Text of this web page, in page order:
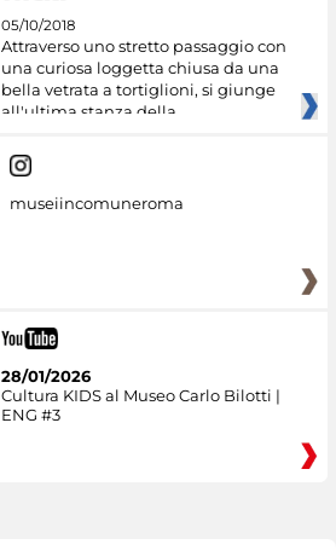
05/10/2018
Attraverso uno stretto passaggio con
una curiosa loggetta chiusa da una
bella vetrata a tortiglioni, si giunge
all'ultima stanza della
museiincomuneroma
28/01/2026
Cultura KIDS al Museo Carlo Bilotti |
ENG #3